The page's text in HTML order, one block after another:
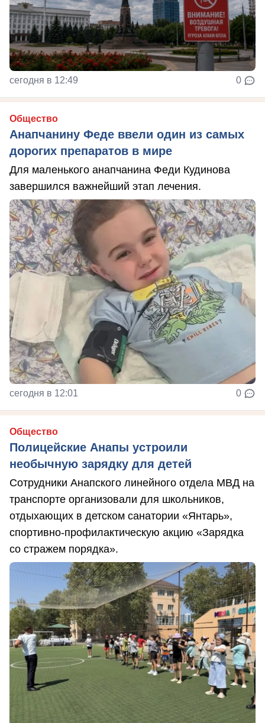
сегодня в 12:49 0
Общество
Анапчанину Феде ввели один из самых
дорогих препаратов в мире
Для маленького анапчанина Феди Кудинова
завершился важнейший этап лечения.
сегодня в 12:01 0
Общество
Полицейские Анапы устроили
необычную зарядку для детей
Сотрудники Анапского линейного отдела МВД на
транспорте организовали для школьников,
отдыхающих в детском санатории «Янтарь»,
спортивно-профилактическую акцию «Зарядка
со стражем порядка».